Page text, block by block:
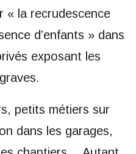
« la recrudescence
d’enfants » dans
exposant les
petits métiers sur
dans les garages,